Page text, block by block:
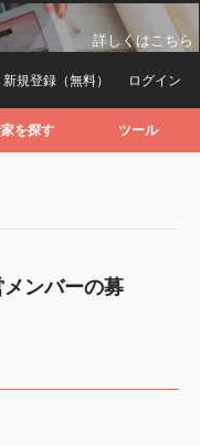
詳しくはこちら
ログイン
新規登録（無料）
を探す ツール
ンバーの募